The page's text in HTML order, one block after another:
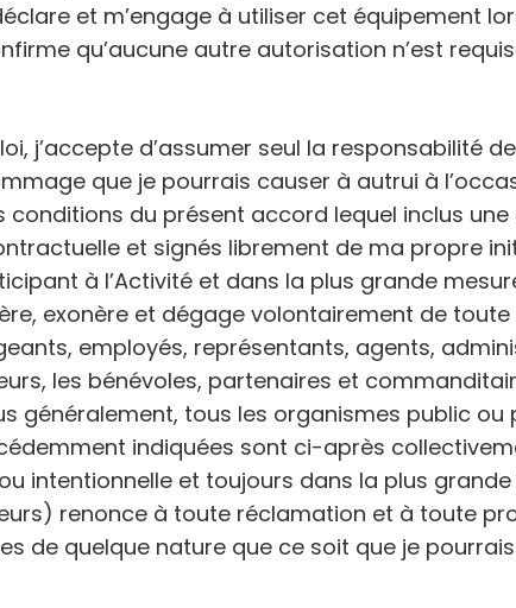
et m’engage à utiliser cet équipement
qu’aucune autre autorisation n’est
j’accepte d’assumer seul la responsabilité
que je pourrais causer à autrui à
conditions du présent accord lequel inclus
et signés librement de ma propre
à l’Activité et dans la plus grande
exonère et dégage volontairement de
employés, représentants, agents,
les bénévoles, partenaires et
généralement, tous les organismes public ou
indiquées sont ci-après
intentionnelle et toujours dans la plus
renonce à toute réclamation et à toute
de quelque nature que ce soit que je